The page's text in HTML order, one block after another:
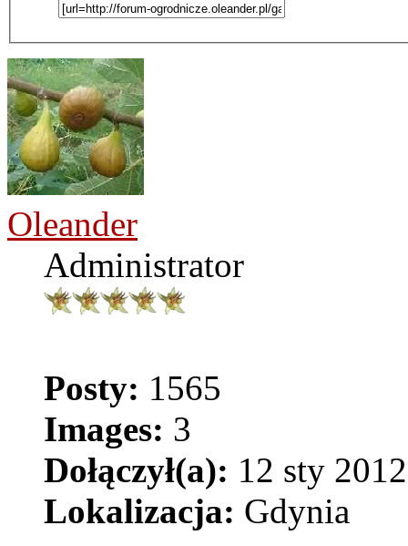
Oleander
Administrator
Posty: 1565
Images: 3
Dołączył(a): 12 sty
Lokalizacja: Gdynia